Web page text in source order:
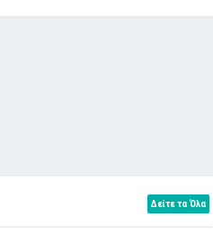
Δείτε τα Όλα